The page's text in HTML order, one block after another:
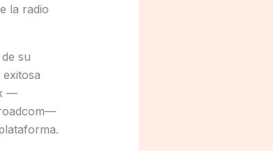
la radio
su
—